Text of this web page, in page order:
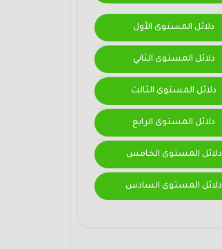
دلائل المستوى الأول
دلائل المستوى الثاني
دلائل المستوى الثالث
دلائل المستوى الرابع
دلائل المستوى الخامس
دلائل المستوى السادس